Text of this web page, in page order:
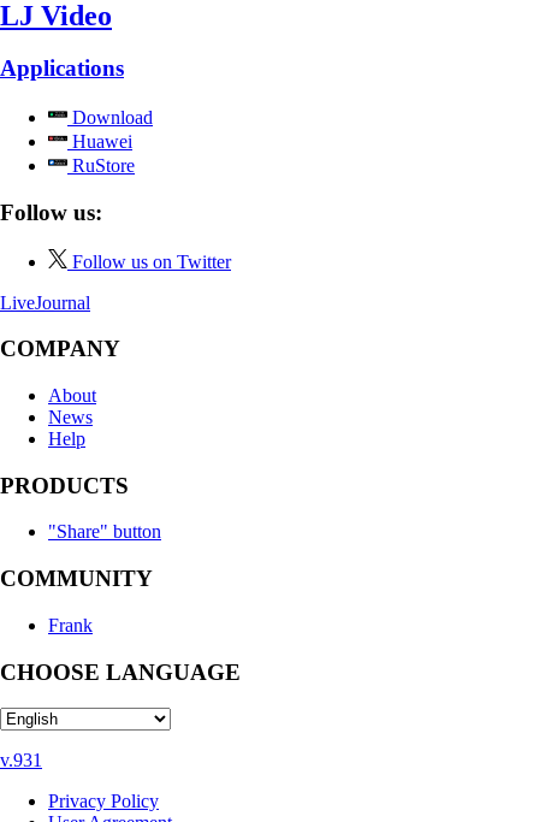
LJ Video
Applications
Download
Huawei
RuStore
Follow us:
Follow us on Twitter
LiveJournal
COMPANY
About
News
Help
PRODUCTS
"Share" button
COMMUNITY
Frank
CHOOSE LANGUAGE
v.931
Privacy Policy